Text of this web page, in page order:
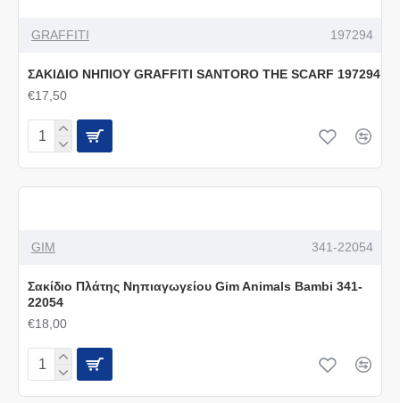
GRAFFITI 197294
ΣΑΚΙΔΙΟ ΝΗΠΙΟΥ GRAFFITI SANTORO THE SCARF 197294
€17,50
GIM 341-22054
Σακίδιο Πλάτης Νηπιαγωγείου Gim Animals Bambi 341-
22054
€18,00